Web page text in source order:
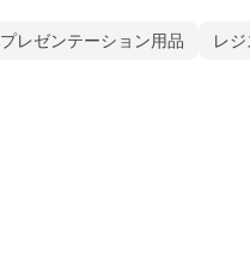
プレゼンテーション用品 レ